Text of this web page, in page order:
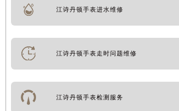
江诗丹顿手表进水维修
江诗丹顿手表走时问题维修
江诗丹顿手表检测服务